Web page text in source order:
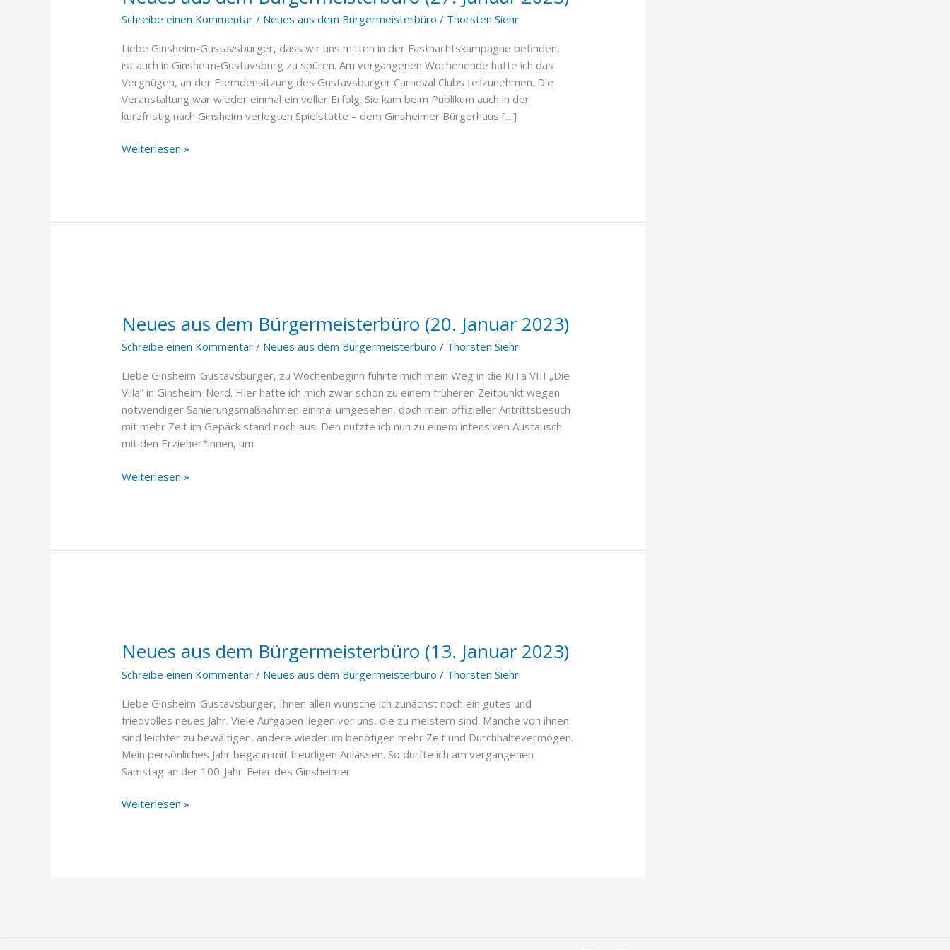
Schreibe einen Kommentar / Neues aus dem Bürgermeisterbüro / Thorsten Siehr
Liebe Ginsheim-Gustavsburger, dass wir uns mitten in der Fastnachtskampagne befinden,
ist auch in Ginsheim-Gustavsburg zu spüren. Am vergangenen Wochenende hatte ich das
Vergnügen, an der Fremdensitzung des Gustavsburger Carneval Clubs teilzunehmen. Die
Veranstaltung war wieder einmal ein voller Erfolg. Sie kam beim Publikum auch in der
kurzfristig nach Ginsheim verlegten Spielstätte – dem Ginsheimer Bürgerhaus […]
(27.
Januar
2023)
Weiterlesen »
Neues aus dem Bürgermeisterbüro (20. Januar 2023)
Schreibe einen Kommentar / Neues aus dem Bürgermeisterbüro / Thorsten Siehr
Liebe Ginsheim-Gustavsburger, zu Wochenbeginn führte mich mein Weg in die KiTa VIII „Die
Villa“ in Ginsheim-Nord. Hier hatte ich mich zwar schon zu einem früheren Zeitpunkt wegen
notwendiger Sanierungsmaßnahmen einmal umgesehen, doch mein offizieller Antrittsbesuch
mit mehr Zeit im Gepäck stand noch aus. Den nutzte ich nun zu einem intensiven Austausch
mit den Erzieher*innen, um
dem
(20.
Januar
2023)
Weiterlesen »
Neues aus dem Bürgermeisterbüro (13. Januar 2023)
Schreibe einen Kommentar / Neues aus dem Bürgermeisterbüro / Thorsten Siehr
Liebe Ginsheim-Gustavsburger, Ihnen allen wünsche ich zunächst noch ein gutes und
friedvolles neues Jahr. Viele Aufgaben liegen vor uns, die zu meistern sind. Manche von ihnen
sind leichter zu bewältigen, andere wiederum benötigen mehr Zeit und Durchhaltevermögen.
Mein persönliches Jahr begann mit freudigen Anlässen. So durfte ich am vergangenen
Samstag an der 100-Jahr-Feier des Ginsheimer
dem
(13.
Januar
2023)
Weiterlesen »